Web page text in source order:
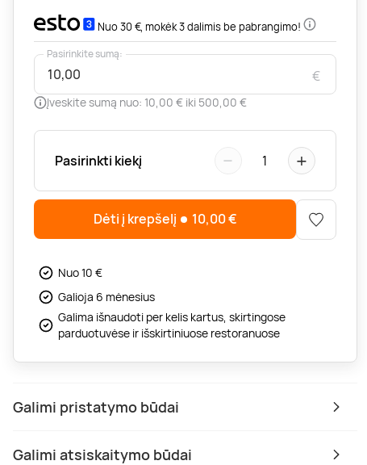
Nuo 30 €, mokėk 3 dalimis be pabrangimo!
€
Pasirinkite sumą:
Įveskite sumą nuo: 10,00 € iki 500,00 €
Pasirinkti kiekį − 1 +
Dėti į krepšelį 10,00€
Nuo 10 €
Galioja 6 mėnesius
Galima išnaudoti per kelis kartus, skirtingose
parduotuvėse ir išskirtiniuose restoranuose
Galimi pristatymo būdai
Galimi atsiskaitymo būdai